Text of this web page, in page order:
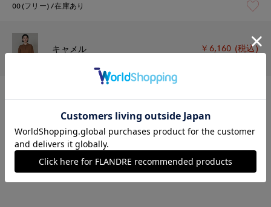
00(フリー) 在庫あり
キャメル ￥6,160 (税込)